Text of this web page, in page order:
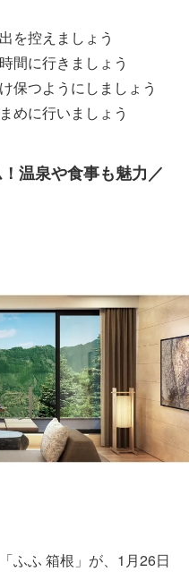
を控えましょう
間に行きましょう
保つようにしましょう
めに行いましょう
温泉や食事も魅力／
ふふ 箱根」が、1月26日